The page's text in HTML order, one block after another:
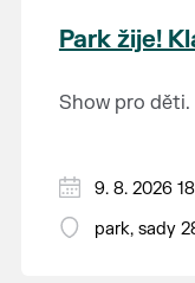
krajina na
světového
Park žije!
Show pro děti.
9. 8. 2026
park, sady